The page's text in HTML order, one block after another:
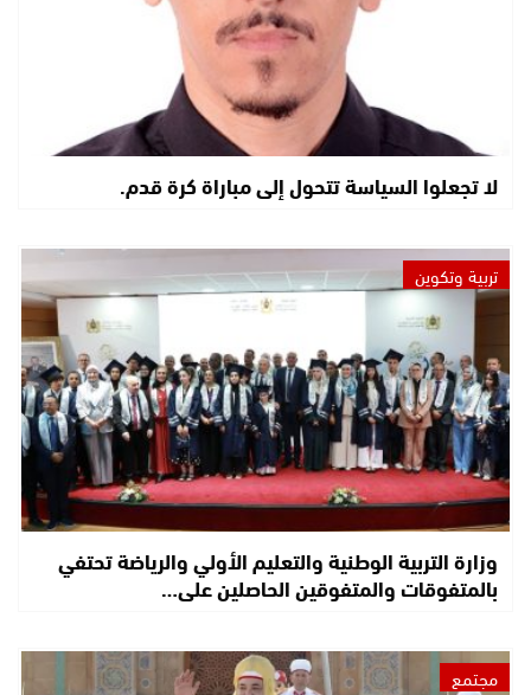
لا تجعلوا السياسة تتحول إلى مباراة كرة قدم.
تربية وتكوين
وزارة التربية الوطنية والتعليم الأولي والرياضة تحتفي
بالمتفوقات والمتفوقين الحاصلين على…
مجتمع